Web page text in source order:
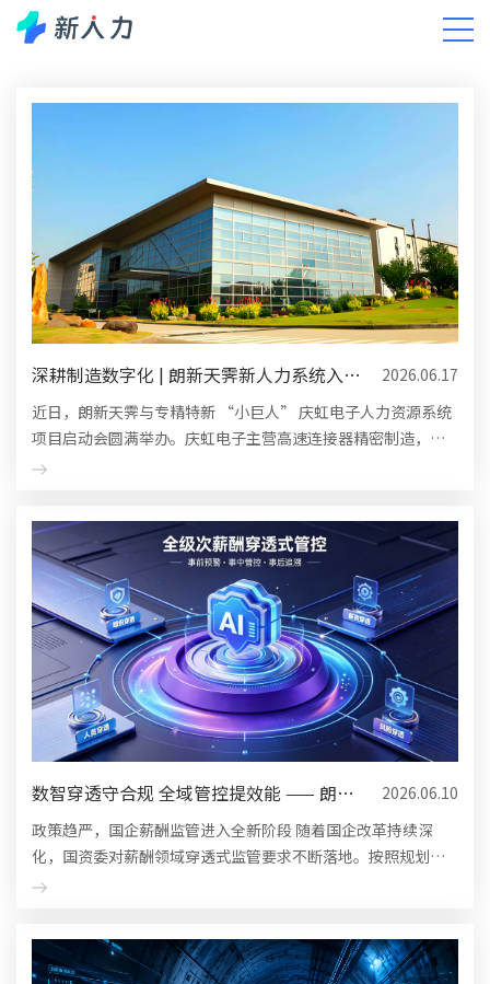
新闻中心 小新有话说
深耕制造数字化 | 朗新天霁新人力系统入驻
2026.06.17
近日，朗新天霁与专精特新 “小巨人” 庆虹电子人力资源系统
项目启动会圆满举办。庆虹电子主营高速连接器精密制造，多
车间轮班模式带来考勤核算繁琐、人力数据分散、用工合规压
数智穿透守合规 全域管控提效能 —— 朗新
2026.06.10
政策趋严，国企薪酬监管进入全新阶段 随着国企改革持续深
化，国资委对薪酬领域穿透式监管要求不断落地。按照规划，
中央企业需在 2024-2025 年分阶段建成全员、全级次、全口径